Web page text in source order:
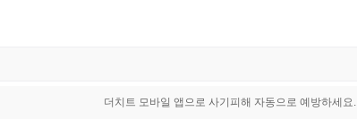
더치트 모바일 앱으로 사기피해 자동으로 예방하세요.